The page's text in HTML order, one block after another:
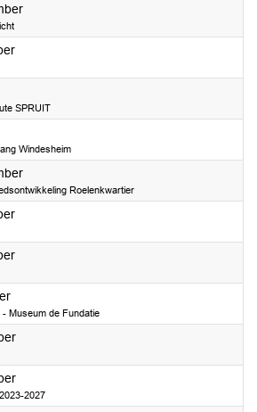
2023
2023
SPRUIT
Windesheim
2023
Roelenkwartier
2023
2023
2023
Museum de Fundatie
2023
2023
2027